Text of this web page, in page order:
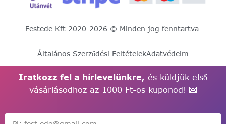
Festede Kft.2020-2026 © Minden jog fenntartva.
Általános Szerződési FeltételekAdatvédelm
Iratkozz fel a hírlevelünkre, és küldjük első
vásárlásodhoz az 1000 Ft-os kuponod! 💌